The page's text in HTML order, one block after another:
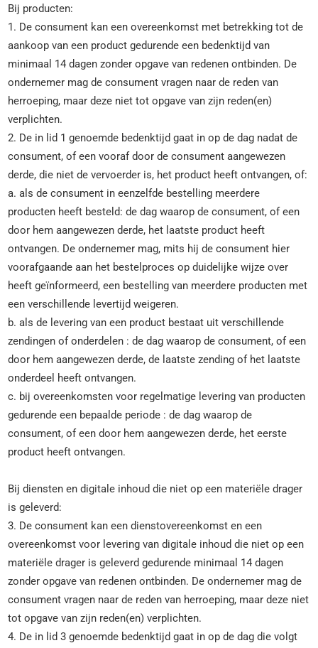
Bij producten:
1. De consument kan een overeenkomst met betrekking tot de
aankoop van een product gedurende een bedenktijd van
minimaal 14 dagen zonder opgave van redenen ontbinden. De
ondernemer mag de consument vragen naar de reden van
herroeping, maar deze niet tot opgave van zijn reden(en)
verplichten.
2. De in lid 1 genoemde bedenktijd gaat in op de dag nadat de
consument, of een vooraf door de consument aangewezen
derde, die niet de vervoerder is, het product heeft ontvangen, of:
a. als de consument in eenzelfde bestelling meerdere
producten heeft besteld: de dag waarop de consument, of een
door hem aangewezen derde, het laatste product heeft
ontvangen. De ondernemer mag, mits hij de consument hier
voorafgaande aan het bestelproces op duidelijke wijze over
heeft geïnformeerd, een bestelling van meerdere producten met
een verschillende levertijd weigeren.
b. als de levering van een product bestaat uit verschillende
zendingen of onderdelen : de dag waarop de consument, of een
door hem aangewezen derde, de laatste zending of het laatste
onderdeel heeft ontvangen.
c. bij overeenkomsten voor regelmatige levering van producten
gedurende een bepaalde periode : de dag waarop de
consument, of een door hem aangewezen derde, het eerste
product heeft ontvangen.
Bij diensten en digitale inhoud die niet op een materiële drager
is geleverd:
3. De consument kan een dienstovereenkomst en een
overeenkomst voor levering van digitale inhoud die niet op een
materiële drager is geleverd gedurende minimaal 14 dagen
zonder opgave van redenen ontbinden. De ondernemer mag de
consument vragen naar de reden van herroeping, maar deze niet
tot opgave van zijn reden(en) verplichten.
4. De in lid 3 genoemde bedenktijd gaat in op de dag die volgt